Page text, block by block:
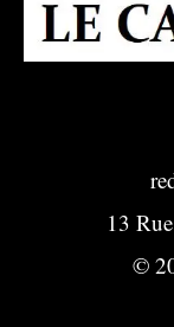
13
©